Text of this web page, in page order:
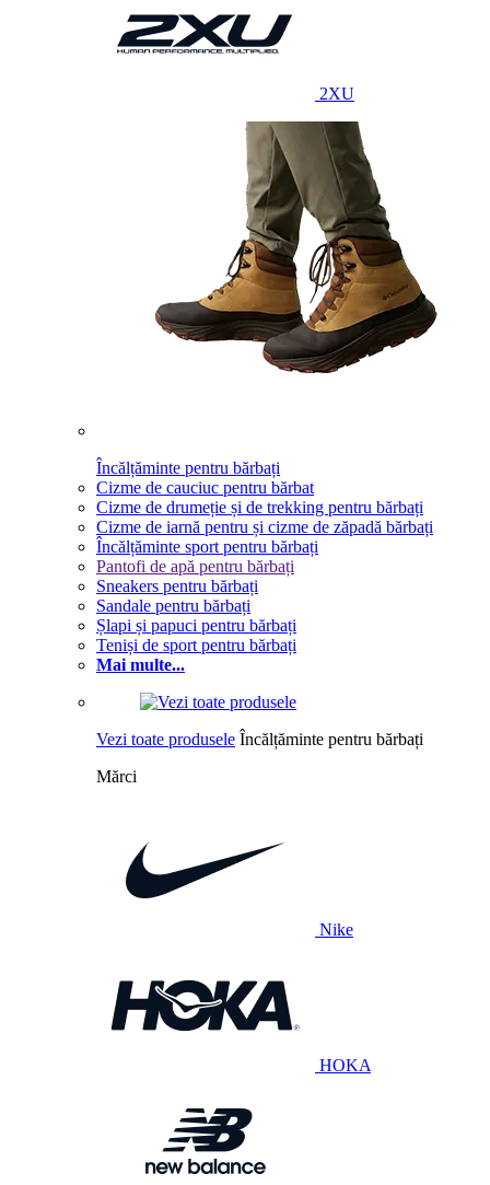
2XU
Încălțăminte pentru bărbați
Cizme de cauciuc pentru bărbat
Cizme de drumeție și de trekking pentru bărbați
Cizme de iarnă pentru și cizme de zăpadă bărbați
Încălțăminte sport pentru bărbați
Pantofi de apă pentru bărbați
Sneakers pentru bărbați
Sandale pentru bărbați
Șlapi și papuci pentru bărbați
Teniși de sport pentru bărbați
Mai multe...
Vezi toate produsele Încălțăminte pentru bărbați
Mărci
Nike
HOKA